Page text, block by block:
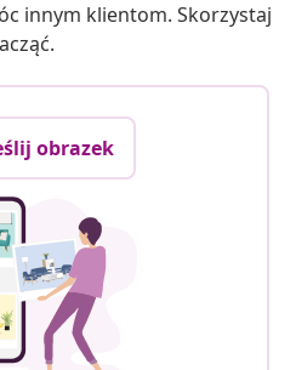
innym klientom. Skorzystaj
obrazek